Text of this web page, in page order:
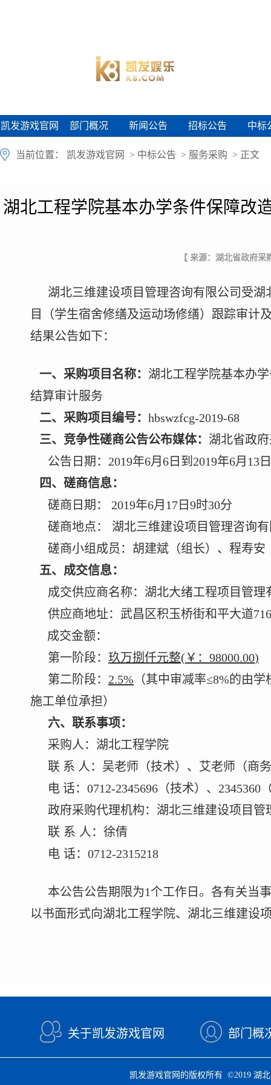
凯发游戏官网
凯发游戏官网 部门概况
部门概况 新闻公告
新闻公告 招标公告
招标公告 中标
中标
当前位置： 凯发游戏官网 > 中标公告 > 服务采购 > 正文
湖北工程学院基本办学条件保障改
【 来源：湖北省政府
湖北三维建设项目管理咨询有限公司 受湖
目（学生宿舍修缮及运动场修缮）跟踪审计
结果公告如下：
一、采购项目名称： 湖北工程学院基本办
结算审计服务
二、采购项目编号： hbswzfcg-2019-68
三、 竞争性磋商公告公布媒体： 湖北省政
公告日期： 2019年6月 6 日到 2019年6月 13 日
四、 磋商信息：
磋商 日期 ： 2019年6月 17 日 9时30分
磋商地点：
湖北三维建设项目管理咨询
磋商小组成员 ： 胡建斌（组长）、程寿
五、成交信息：
成交供应商名称： 湖北大绪工程项目管理
供应商地址：武昌区积玉桥街和平大道716
成交金额：
第一阶段： 玖万捌仟元整( ￥： 98000.00)
第二阶段： 2.5% （其中审减率≤8%的由学
施工单位承担）
六、联系事项：
采购人： 湖北工程学院
联 系 人： 吴老师（技术）、艾老师（商
电 话： 0712-2345696 （技术）、 2345360
政府采购代理机构： 湖北三维建设项目管
联 系 人： 徐倩
电 话： 0712-2315218
本公告公告期限为1个工作日。 各有关当
以书面形式向湖北工程学院、 湖北三维建设
关于凯发游戏官网 部门概
凯发游戏官网的版权所有 ©2019 湖